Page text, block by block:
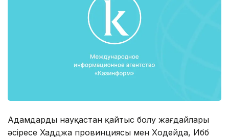
Адамдардың науқастан қайтыс болу жағдайлары
әсіресе Хадджа провинциясы мен Ходейда, Ибб